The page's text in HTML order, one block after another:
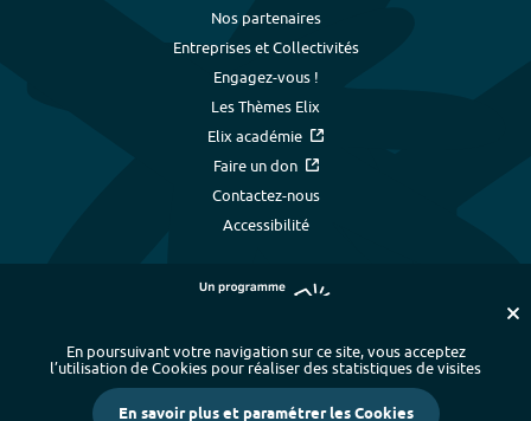
Nos partenaires
Entreprises et Collectivités
Engagez-vous !
Les Thèmes Elix
Elix académie
Faire un don
Contactez-nous
Accessibilité
Plan du site - Index alphabétique
-
En poursuivant votre navigation sur ce site, vous acceptez
l’utilisation de Cookies pour réaliser des statistiques de visites
En savoir plus et paramétrer les Cookies